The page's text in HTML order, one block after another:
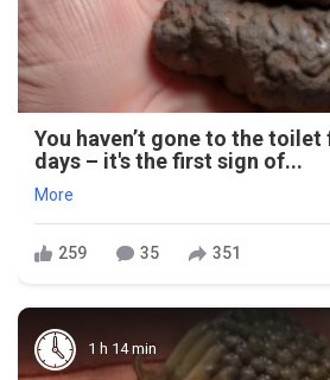
You haven’t gone to the
days – it's the first sign of...
More
259 35 351
1 h 14 min